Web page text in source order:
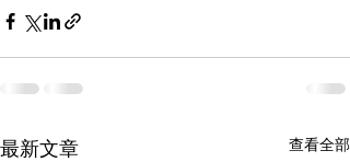
最新文章 查看全部